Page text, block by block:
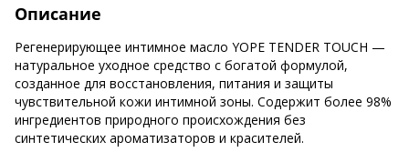
Описание
Регенерирующее интимное масло YOPE TENDER TOUCH —
натуральное уходное средство с богатой формулой,
созданное для восстановления, питания и защиты
чувствительной кожи интимной зоны. Содержит более 98%
ингредиентов природного происхождения без
синтетических ароматизаторов и красителей.